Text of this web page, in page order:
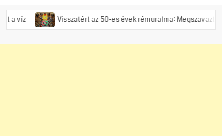
Visszatért az 50-es évek rémuralma: Megszavazta az